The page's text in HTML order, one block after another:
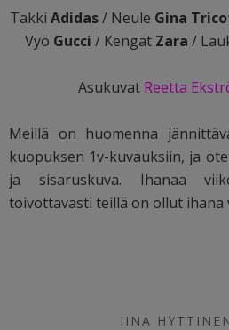
TakkiAdidas/ Neule Gina
Vyö Gucci / Kengät Zara /
Asukuvat Reetta
Meillä on huomenna
kuopuksen 1v-kuvauksiin, ja
ja sisaruskuva. Ihanaa
toivottavasti teillä on ollut ihana
IINA